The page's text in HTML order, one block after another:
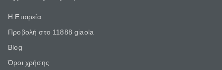
Η Εταιρεία
Προβολή στο 11888 giaola
Blog
Όροι χρήσης